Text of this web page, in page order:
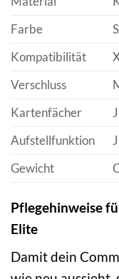
Farbe
Kompatibilität
Verschluss
Kartenfächer
Aufstellfunktion
Gewicht
Pflegehinweise
Elite
Damit dein